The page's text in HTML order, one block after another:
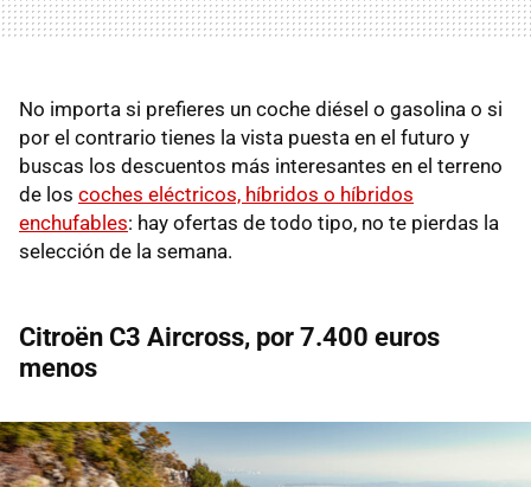
No importa si prefieres un coche diésel o gasolina o si
por el contrario tienes la vista puesta en el futuro y
buscas los descuentos más interesantes en el terreno
de los coches eléctricos, híbridos o híbridos
enchufables: hay ofertas de todo tipo, no te pierdas la
selección de la semana.
Citroën C3 Aircross, por 7.400 euros
menos